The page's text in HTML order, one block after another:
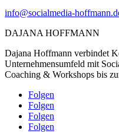
info@socialmedia-
DAJANA HOFFMANN
Dajana Hoffmann verbindet
Unternehmensumfeld mit
Coaching & Workshops bis
Folgen
Folgen
Folgen
Folgen